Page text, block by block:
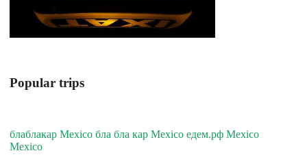
Popular trips
блаблакар Mexico бла бла кар Mexico едем.рф Mexico
Mexico